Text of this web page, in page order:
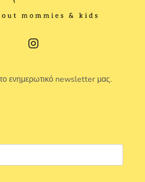
ενημερωτικό newsletter μας.